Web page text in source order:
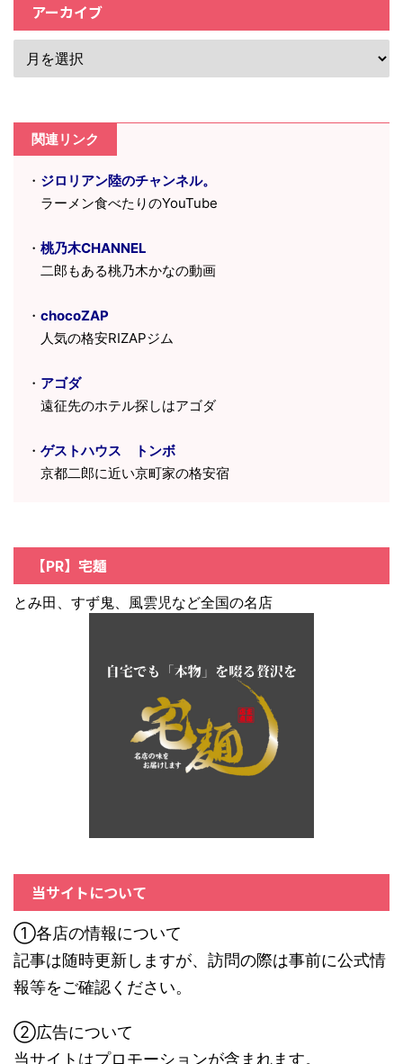
アーカイブ
関連リンク
・ ジロリアン陸のチャンネル。
ラーメン食べたりのYouTube
・ 桃乃木CHANNEL
二郎もある桃乃木かなの動画
・ chocoZAP
人気の格安RIZAPジム
・ アゴダ
遠征先のホテル探しはアゴダ
・ ゲストハウス トンボ
京都二郎に近い京町家の格安宿
【PR】宅麺
とみ田、すず鬼、風雲児など全国の名店
当サイトについて
①各店の情報について
記事は随時更新しますが、訪問の際は事前に公式情
報等をご確認ください。
②広告について
当サイトはプロモーションが含まれます。